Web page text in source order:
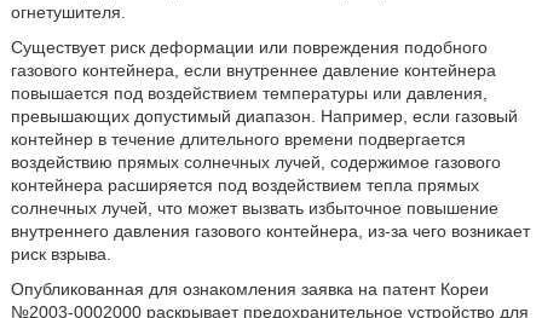
огнетушителя.
Существует риск деформации или повреждения подобного
газового контейнера, если внутреннее давление контейнера
повышается под воздействием температуры или давления,
превышающих допустимый диапазон. Например, если газовый
контейнер в течение длительного времени подвергается
воздействию прямых солнечных лучей, содержимое газового
контейнера расширяется под воздействием тепла прямых
солнечных лучей, что может вызвать избыточное повышение
внутреннего давления газового контейнера, из-за чего возникает
риск взрыва.
Опубликованная для ознакомления заявка на патент Кореи
№2003-0002000 раскрывает предохранительное устройство для